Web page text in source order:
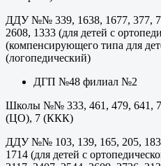
ДДУ №№ 339, 1638, 1677, 377,
2608, 1333 (для детей с
(компенсирующего типа для
(логопедический)
ДГП №48 филиал №2
Школы №№ 333, 461, 479, 641,
(ЦО), 7 (ККК)
ДДУ №№ 103, 139, 165, 205,
1714 (для детей с